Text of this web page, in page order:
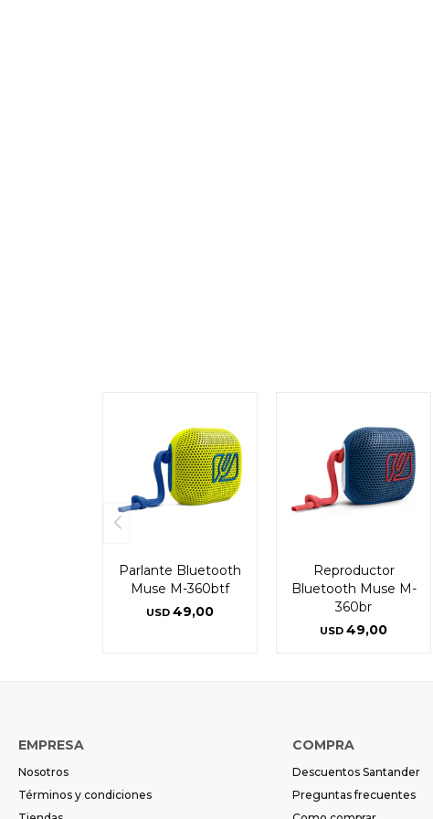
Parlante Bluetooth
Muse M-360btf
USD 49,00
Reproductor
Bluetooth Muse M-
360br
USD 49,00
EMPRESA
Nosotros
Términos y condiciones
COMPRA
Descuentos Santander
Preguntas frecuentes